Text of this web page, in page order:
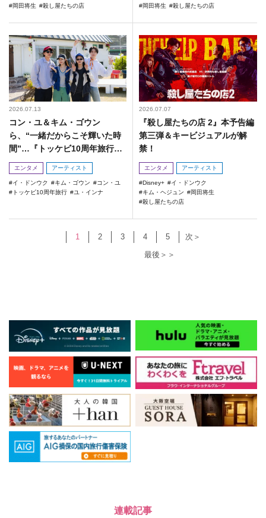
岡田将生
殺し屋たちの店
岡田将生
殺し屋たちの店
2026.07.13
コン・ユ＆キム・ゴウン
ら、“一緒だからこそ輝いた時
間”…『トッケビ10周年旅行』
完結！
エンタメ アーティスト
イ・ドンウク キム・ゴウン
コン・ユ
トッケビ10周年旅行
ユ・インナ
2026.07.07
『殺し屋たちの店 2』本予告編
第三弾＆キービジュアルが解
禁！
エンタメ アーティスト
Disney+
イ・ドンウク
キム・ヘジュン
岡田将生
殺し屋たちの店
1 2 3 4 5
次＞
最後＞＞
連載記事